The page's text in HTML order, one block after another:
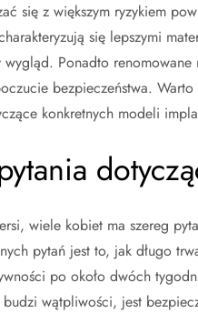
się z większym ryzykiem
się lepszymi
wygląd. Ponadto
bezpieczeństwa.
konkretnych modeli
wiele kobiet ma szereg
pytań jest to, jak długo
po około dwóch
wątpliwości, jest